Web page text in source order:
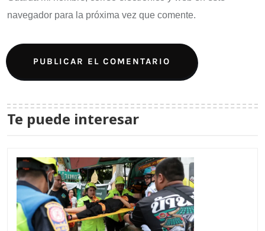
navegador para la próxima vez que comente.
Te puede interesar